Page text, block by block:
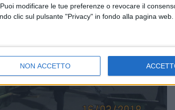
modificare le tue preferenze o revocare il
clic sul pulsante "Privacy" in fondo alla pagina web.
NON ACCETTO